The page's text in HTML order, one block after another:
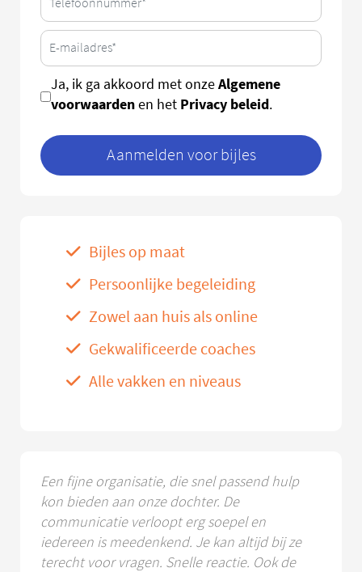
Ja, ik ga akkoord met onzeAlgemene
voorwaardenen het Privacy beleid.
Aanmelden voor bijles
Bijles op maat
Persoonlijke begeleiding
Zowel aan huis als online
Gekwalificeerde coaches
Alle vakken en niveaus
Een fijne organisatie, die snel passend hulp
kon bieden aan onze dochter. De
communicatie verloopt erg soepel en
iedereen is meedenkend. Je kan altijd bij ze
terecht voor vragen. Snelle reactie. Ook de